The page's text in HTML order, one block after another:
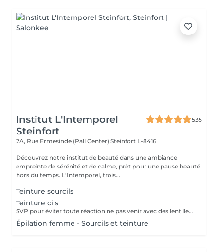
Institut L'Intemporel
Steinfort
535
2A, Rue Ermesinde (Pall Center) Steinfort L-8416
Découvrez notre institut de beauté dans une ambiance
empreinte de sérénité et de calme, prêt pour une pause beauté
hors du temps. L'Intemporel, trois...
Teinture sourcils
Teinture cils
SVP pour éviter toute réaction ne pas venir avec des lentilles de contact ou prévoir le nécessaire pour les retirer avant la prestation
Épilation femme - Sourcils et teinture